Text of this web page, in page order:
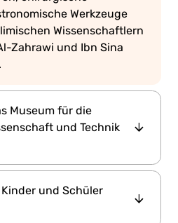
Werkzeuge
Wissenschaftlern
Zahrawi und Ibn Sina
Museum für die
und Technik
sich im Gulhane-Park
Palast
kaiserlichen
und Schüler